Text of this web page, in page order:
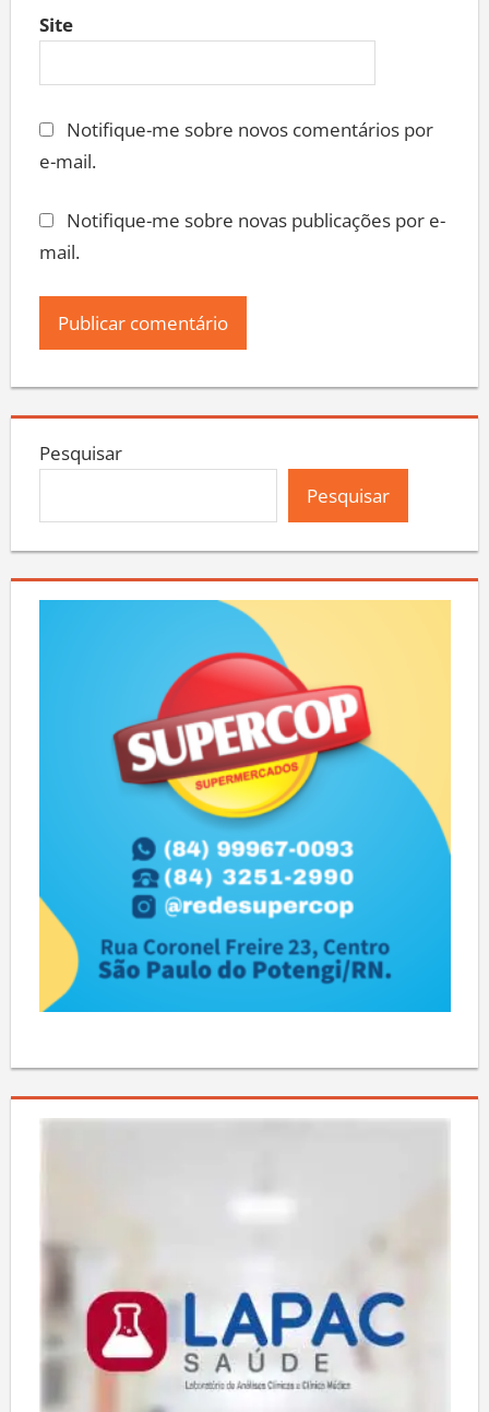
Site
Notifique-me sobre novos comentários por
e-mail.
Notifique-me sobre novas publicações por e-
mail.
Pesquisar
Pesquisar